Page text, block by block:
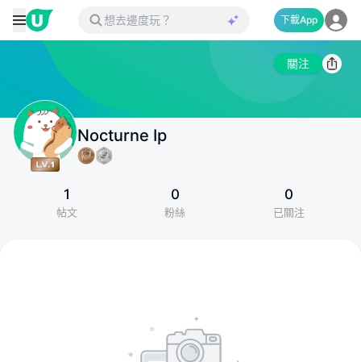
下載App
關注
Nocturne Ip
1
帖文
0
粉絲
0
已關注